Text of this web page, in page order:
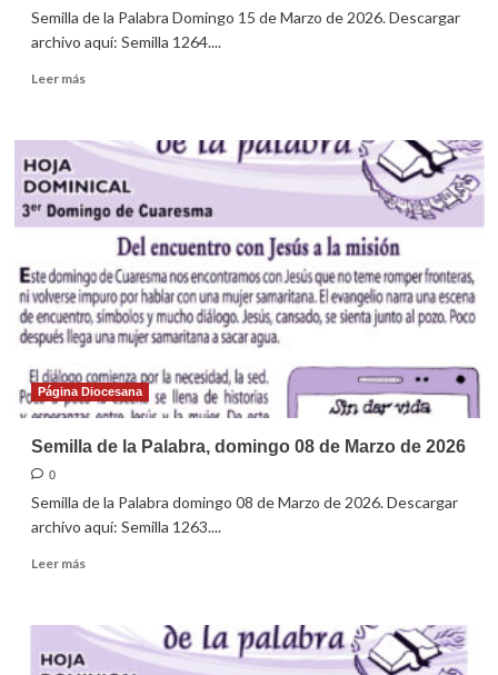
Semilla de la Palabra Domingo 15 de Marzo de 2026. Descargar
archivo aquí: Semilla 1264....
Leer másLeer
Semilla
de
la
Palabra,
domingo
Marzo
de
2026
Página Diocesana
Semilla de la Palabra, domingo 08 de Marzo de 2026
0
Semilla de la Palabra domingo 08 de Marzo de 2026. Descargar
archivo aquí: Semilla 1263....
Leer másLeer
Semilla
de
la